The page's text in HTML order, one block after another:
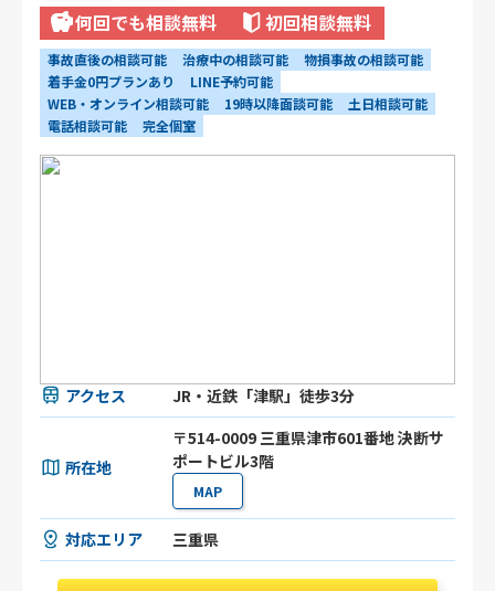
何回でも相談無料 初回相談無料
事故直後の相談可能 治療中の相談可能
物損事故の相談可能
着手金0円プランあり
LINE予約可能
WEB・オンライン相談可能
19時以降面談可能
土日相談可能
電話相談可能
完全個室
アクセス JR・近鉄「津駅」徒歩3分
所在地
〒514-0009 三重県津市601番地 決断サ
ポートビル3階
MAP
対応エリア 三重県